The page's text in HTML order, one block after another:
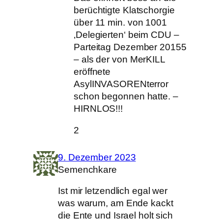
berüchtigte Klatschorgie
über 11 min. von 1001
‚Delegierten‘ beim CDU –
Parteitag Dezember 20155
– als der von MerKILL
eröffnete
AsylINVASORENterror
schon begonnen hatte. –
HIRNLOS!!!
2
9. Dezember 2023
Semenchkare
Ist mir letzendlich egal wer
was warum, am Ende kackt
die Ente und Israel holt sich